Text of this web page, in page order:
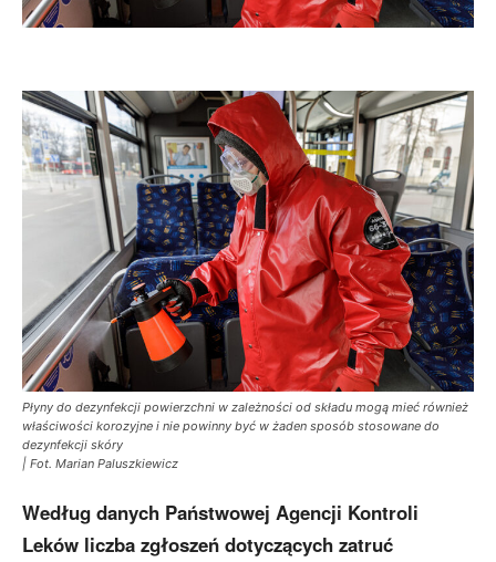
Płyny do dezynfekcji powierzchni w zależności od składu mogą mieć również
właściwości korozyjne i nie powinny być w żaden sposób stosowane do
dezynfekcji skóry
| Fot. Marian Paluszkiewicz
Według danych Państwowej Agencji Kontroli
Leków liczba zgłoszeń dotyczących zatruć